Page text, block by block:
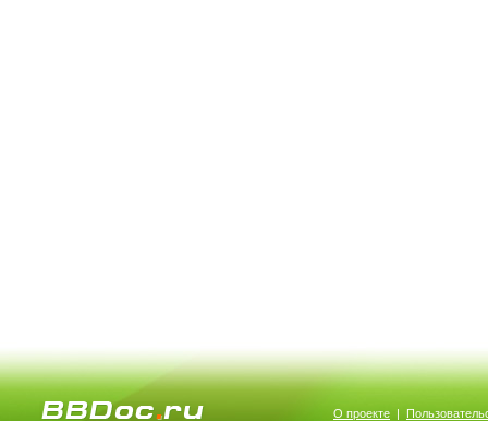
О проекте |